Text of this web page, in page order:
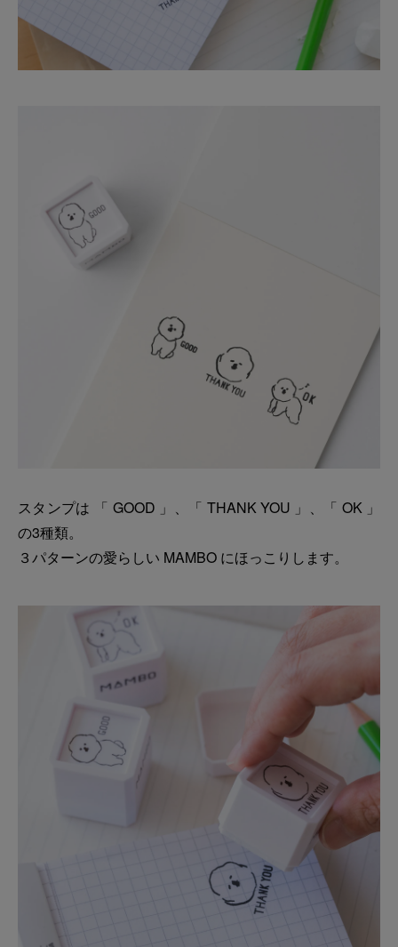
スタンプは 「 GOOD 」、「 THANK YOU 」、「 OK 」
の3種類。
３パターンの愛らしい MAMBO にほっこりします。